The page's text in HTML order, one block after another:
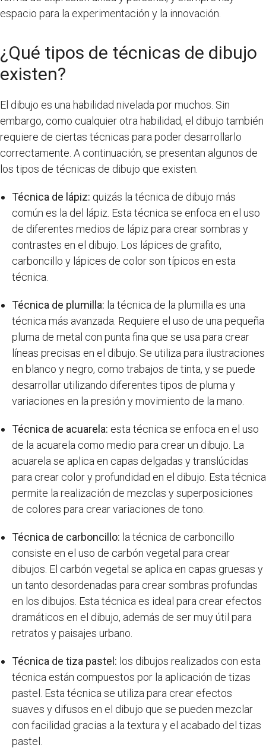
espacio para la experimentación y la innovación.
¿Qué tipos de técnicas de dibujo
existen?
El dibujo es una habilidad nivelada por muchos. Sin
embargo, como cualquier otra habilidad, el dibujo también
requiere de ciertas técnicas para poder desarrollarlo
correctamente. A continuación, se presentan algunos de
los tipos de técnicas de dibujo que existen.
Técnica de lápiz: quizás la técnica de dibujo más
común es la del lápiz. Esta técnica se enfoca en el uso
de diferentes medios de lápiz para crear sombras y
contrastes en el dibujo. Los lápices de grafito,
carboncillo y lápices de color son típicos en esta
técnica.
Técnica de plumilla: la técnica de la plumilla es una
técnica más avanzada. Requiere el uso de una pequeña
pluma de metal con punta fina que se usa para crear
líneas precisas en el dibujo. Se utiliza para ilustraciones
en blanco y negro, como trabajos de tinta, y se puede
desarrollar utilizando diferentes tipos de pluma y
variaciones en la presión y movimiento de la mano.
Técnica de acuarela: esta técnica se enfoca en el uso
de la acuarela como medio para crear un dibujo. La
acuarela se aplica en capas delgadas y translúcidas
para crear color y profundidad en el dibujo. Esta técnica
permite la realización de mezclas y superposiciones
de colores para crear variaciones de tono.
Técnica de carboncillo: la técnica de carboncillo
consiste en el uso de carbón vegetal para crear
dibujos. El carbón vegetal se aplica en capas gruesas y
un tanto desordenadas para crear sombras profundas
en los dibujos. Esta técnica es ideal para crear efectos
dramáticos en el dibujo, además de ser muy útil para
retratos y paisajes urbano.
Técnica de tiza pastel: los dibujos realizados con esta
técnica están compuestos por la aplicación de tizas
pastel. Esta técnica se utiliza para crear efectos
suaves y difusos en el dibujo que se pueden mezclar
con facilidad gracias a la textura y el acabado del tizas
pastel.